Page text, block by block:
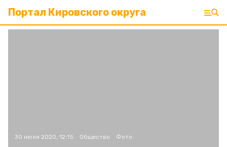
Портал Кировского округа
30 июля 2020, 12:15 Общество Фото: